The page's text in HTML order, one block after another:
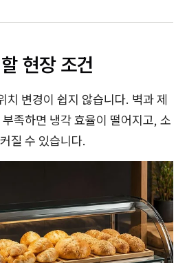
현장 조건
치 변경이 쉽지 않습니다. 벽과 제
족하면 냉각 효율이 떨어지고, 소
질 수 있습니다.